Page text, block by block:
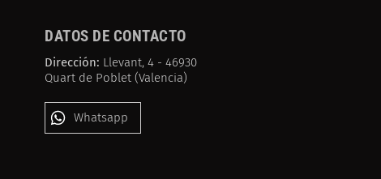
DATOS DE CONTACTO
Dirección: Llevant, 4 - 46930
Quart de Poblet (Valencia)
Whatsapp